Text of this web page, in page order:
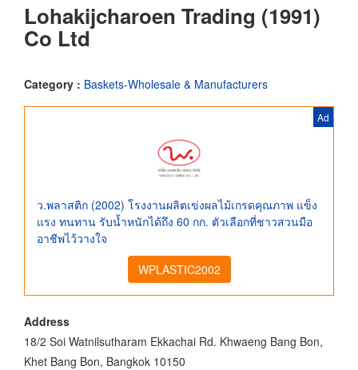
Lohakijcharoen Trading (1991)
Co Ltd
Category : Baskets-Wholesale & Manufacturers
Ad
ว.พลาสติก (2002) โรงงานผลิตเข่งผลไม้เกรดคุณภาพ แข็ง
แรง ทนทาน รับน้ำหนักได้ถึง 60 กก. ตัวเลือกที่ชาวสวนมือ
อาชีพไว้วางใจ
WPLASTIC2002
Address
18/2 Soi Watnilsutharam Ekkachai Rd. Khwaeng Bang Bon,
Khet Bang Bon, Bangkok 10150